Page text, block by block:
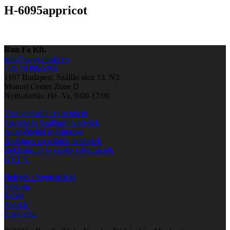
H-6095appricot
Run Fa Kft.
info@bags-runfa.eu
+36 70 8855905
1107 Budapest, Szállás utca 13. N3.
Monori Center Zone D
Nyitvatartás: Hé.-Va. 9:00-17:00
Viszonteladói regisztráció
Fizetési és Szállítási feltételek
Adatvédelmi nyilatkozat
Általános szerződési feltételek
Reklamáció és egyéb információk
GY.I.K.
Belépés / Regisztráció
Fiókom
Kosár
Pénztár
Kapcsolat